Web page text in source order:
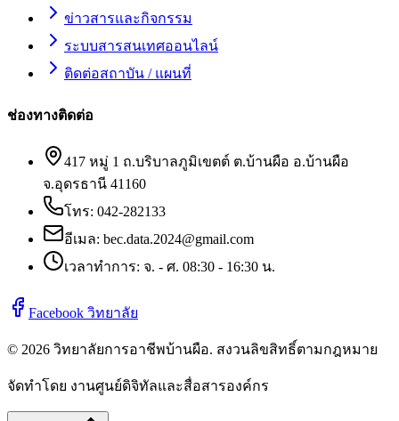
ข่าวสารและกิจกรรม
ระบบสารสนเทศออนไลน์
ติดต่อสถาบัน / แผนที่
ช่องทางติดต่อ
417 หมู่ 1 ถ.บริบาลภูมิเขตต์ ต.บ้านผือ อ.บ้านผือ
จ.อุดรธานี 41160
โทร: 042-282133
อีเมล: bec.data.2024@gmail.com
เวลาทำการ: จ. - ศ. 08:30 - 16:30 น.
Facebook วิทยาลัย
© 2026 วิทยาลัยการอาชีพบ้านผือ. สงวนลิขสิทธิ์ตามกฎหมาย
จัดทำโดย งานศูนย์ดิจิทัลและสื่อสารองค์กร